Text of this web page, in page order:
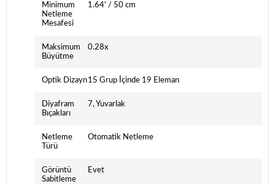
Minimum
Netleme
Mesafesi
1.64' / 50 cm
Maksimum
Büyütme
0.28x
Optik Dizayn15 Grup İçinde 19 Eleman
Diyafram
Bıçakları
7, Yuvarlak
Netleme
Türü
Otomatik Netleme
Görüntü
Sabitleme
Evet